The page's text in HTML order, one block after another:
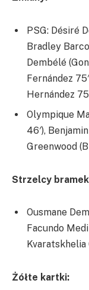
PSG: Désiré
Bradley
Dembélé
Fernández
Hernández
Olympique
46′),
Greenwood
Strzelcy
Ousmane
Facundo
Kvaratskhelia
Żółte kartki: